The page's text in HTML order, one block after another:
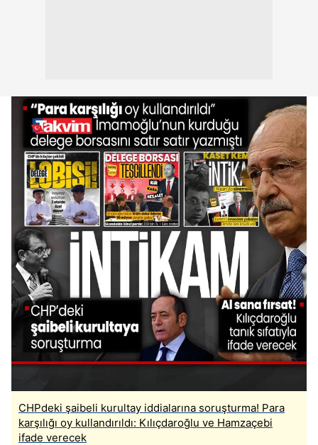
CHPdeki şaibeli kurultay iddialarına soruşturma! Para
karşılığı oy kullandırıldı: Kılıçdaroğlu ve Hamzaçebi
ifade verecek